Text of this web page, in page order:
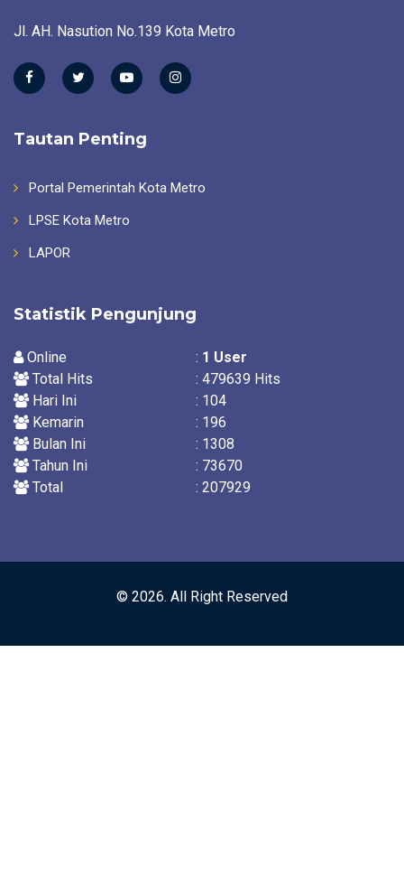
Jl. AH. Nasution No.139 Kota Metro
Tautan Penting
Portal Pemerintah Kota Metro
LPSE Kota Metro
LAPOR
Statistik Pengunjung
Online : 1 User
Total Hits
: 479639 Hits
Hari Ini
: 104
Kemarin
: 196
Bulan Ini
: 1308
Tahun Ini
: 73670
Total
: 207929
© 2026. All Right Reserved